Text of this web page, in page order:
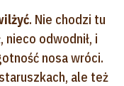
. Nie chodzi tu
nieco odwodnił, i
nosa wróci.
ale też